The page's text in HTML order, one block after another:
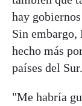
hay
Sin embargo,
hecho más
países del Sur.
"Me habría